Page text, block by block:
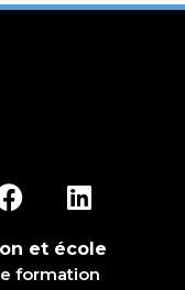
et école
formation